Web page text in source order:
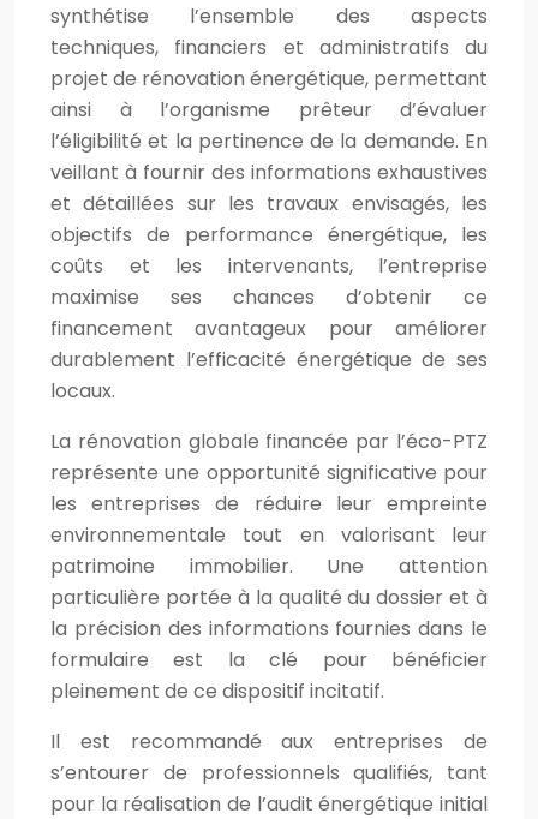
synthétise l’ensemble des aspects
techniques, financiers et administratifs du
projet de rénovation énergétique, permettant
ainsi à l’organisme prêteur d’évaluer
l’éligibilité et la pertinence de la demande. En
veillant à fournir des informations exhaustives
et détaillées sur les travaux envisagés, les
objectifs de performance énergétique, les
coûts et les intervenants, l’entreprise
maximise ses chances d’obtenir ce
financement avantageux pour améliorer
durablement l’efficacité énergétique de ses
locaux.
La rénovation globale financée par l’éco-PTZ
représente une opportunité significative pour
les entreprises de réduire leur empreinte
environnementale tout en valorisant leur
patrimoine immobilier. Une attention
particulière portée à la qualité du dossier et à
la précision des informations fournies dans le
formulaire est la clé pour bénéficier
pleinement de ce dispositif incitatif.
Il est recommandé aux entreprises de
s’entourer de professionnels qualifiés, tant
pour la réalisation de l’audit énergétique initial